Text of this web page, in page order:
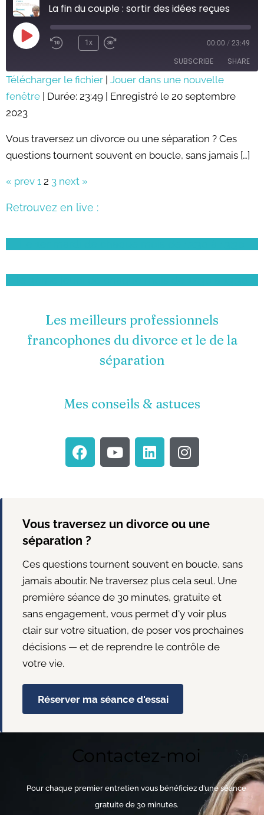
La fin du couple : sortir des idées reçues
Play
Episode
1x 00:00 / 23:49
SUBSCRIBE SHARE
SHARE
LINK
Télécharger le fichier Jouer dans une nouvelle
fenêtre
Durée: 23:49
Enregistré le 20 septembre
2023
Vous traversez un divorce ou une séparation ? Ces
questions tournent souvent en boucle, sans jamais […]
« prev 1 2 3 next »
Retrouvez en live :
Les meilleurs professionnels
francophones du divorce et le de la
séparation
Mes conseils & astuces
F
a
o
o
k
Y
o
b
e
L
i
d
i
I
n
g
r
m
Vous traversez un divorce ou une
séparation ?
Ces questions tournent souvent en boucle, sans
jamais aboutir. Ne traversez plus cela seul. Une
première séance de 30 minutes, gratuite et
sans engagement, vous permet d'y voir plus
clair sur votre situation, de poser vos prochaines
décisions — et de reprendre le contrôle de
votre vie.
Réserver ma séance d'essai
Contactez-moi
Pour chaque premier entretien vous bénéficiez d’une séance
gratuite de 30 minutes.